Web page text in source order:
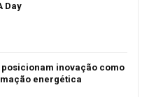
Day
posicionam inovação como
energética